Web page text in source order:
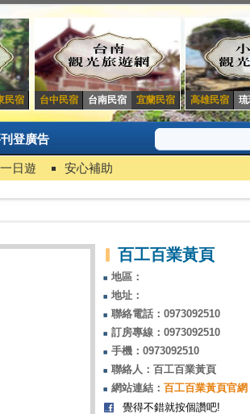
民宿 台中民宿 台南民宿 宜蘭民宿 高雄民宿 琉
登廣告
一日遊 安心補助
百工百業黃頁
地區：
地址：
聯絡電話：0973092510
訂房專線：0973092510
手機：0973092510
聯絡人：百工百業黃頁
網站連結： 百工百業黃頁官網
覺得不錯就按個讚吧!